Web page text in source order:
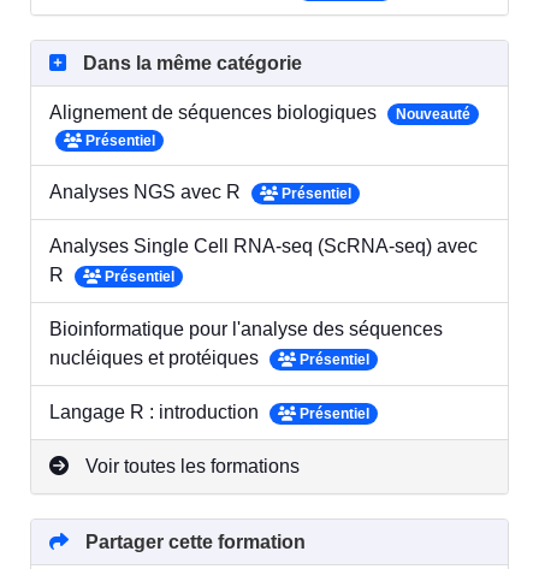
Dans la même catégorie
Alignement de séquences biologiques
Nouveauté
Présentiel
Analyses NGS avec R Présentiel
Analyses Single Cell RNA-seq (ScRNA-seq) avec
R
Présentiel
Bioinformatique pour l'analyse des séquences
nucléiques et protéiques
Présentiel
Langage R : introduction Présentiel
Voir toutes les formations
Partager cette formation